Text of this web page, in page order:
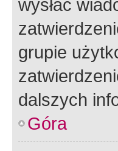
wysłać
grupie
dalszych
Góra